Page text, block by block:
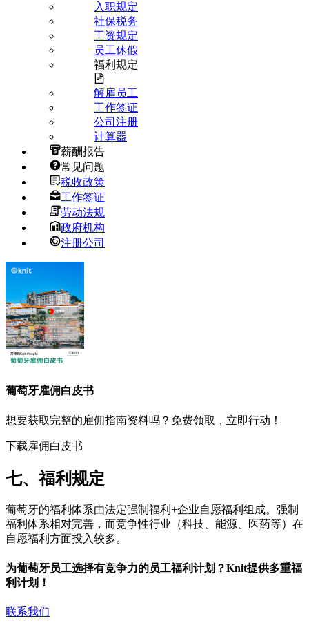
入职规定
社保税务
工资规定
员工休假
福利规定
解雇员工
工作签证
公司注册
计算器
薪酬报告
常见问题
税收政策
工作签证
劳动法规
政府机构
注册公司
葡萄牙雇佣白皮书
想要获取完整的雇佣指南资料吗？免费领取，立即行动！
下载雇佣白皮书
七、福利规定
葡萄牙的福利体系由法定强制福利+企业自愿福利组成。强制
福利体系相对完善，而竞争性行业（科技、能源、医药等）在
自愿福利方面投入较多。
为葡萄牙员工选择有竞争力的员工福利计划？Knit提供多重福
利计划！
联系我们